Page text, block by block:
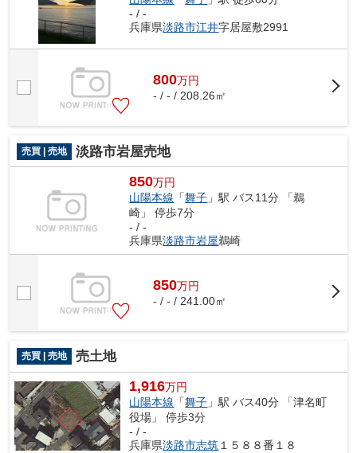
- / -
兵庫県淡路市江井字居屋敷2991
800万円
- / - / 208.26㎡
売買 | 売地 淡路市岩屋売地
850万円
山陽本線 「舞子 」駅 バス11分 「鵜
崎」 停歩7分
- / -
兵庫県淡路市岩屋鵜崎
850万円
- / - / 241.00㎡
売買 | 売地 売土地
1,916万円
山陽本線 「舞子 」駅 バス40分 「津名町
役場」 停歩3分
- / -
兵庫県淡路市志筑１５８８番１８